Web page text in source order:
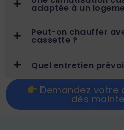
adaptée à un
Peut-on chauffer
cassette ?
Quel entretien
Demandez votre
dès